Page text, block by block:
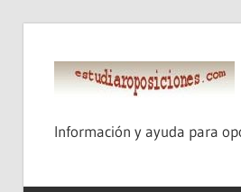
contenido
Información y ayuda para